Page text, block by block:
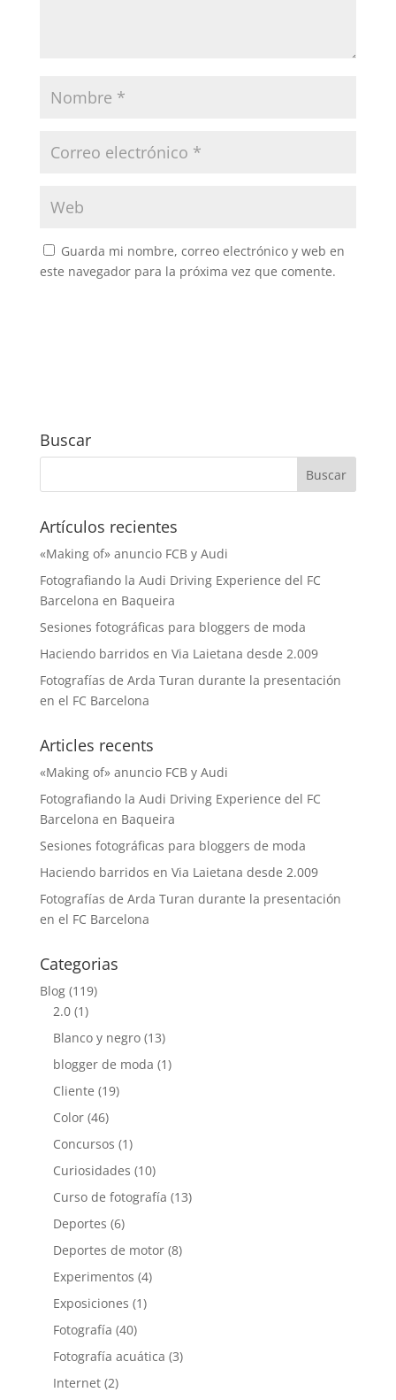
Guarda mi nombre, correo electrónico y web en
este navegador para la próxima vez que comente.
Buscar
Artículos recientes
«Making of» anuncio FCB y Audi
Fotografiando la Audi Driving Experience del FC
Barcelona en Baqueira
Sesiones fotográficas para bloggers de moda
Haciendo barridos en Via Laietana desde 2.009
Fotografías de Arda Turan durante la presentación
en el FC Barcelona
Articles recents
«Making of» anuncio FCB y Audi
Fotografiando la Audi Driving Experience del FC
Barcelona en Baqueira
Sesiones fotográficas para bloggers de moda
Haciendo barridos en Via Laietana desde 2.009
Fotografías de Arda Turan durante la presentación
en el FC Barcelona
Categorias
Blog(119)
2.0(1)
Blanco y negro(13)
blogger de moda (1)
Cliente (19)
Color(46)
Concursos (1)
Curiosidades (10)
Curso de fotografía (13)
Deportes (6)
Deportes de motor(8)
Experimentos (4)
Exposiciones (1)
Fotografía (40)
Fotografía acuática (3)
Internet(2)